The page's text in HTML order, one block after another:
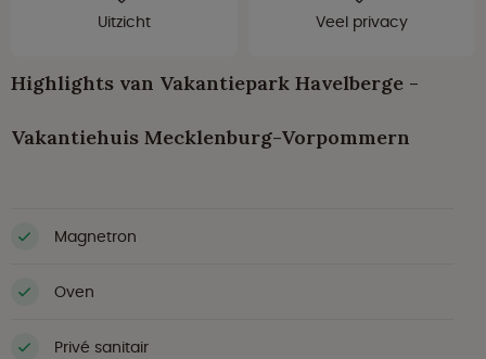
Uitzicht Veel privacy
Highlights van Vakantiepark Havelberge -
Vakantiehuis Mecklenburg-Vorpommern
Magnetron
Oven
Privé sanitair